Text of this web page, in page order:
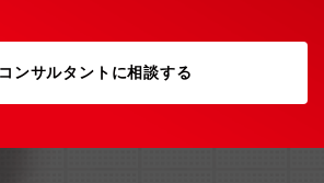
ンサルタントに相談する